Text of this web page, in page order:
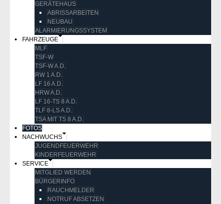
GERÄTEHAUS
ABRISSARBEITEN
NEUBAU
ALARMIERUNGSSYSTEM
FAHRZEUGE
MLF
TSF-W
TSF-W A.D.
RW 1 A.D.
LF 16 A.D.
HRW A.D.
LF 16-TS 8 A.D.
TLF 8-LS A.D.
TSA MIT TS 8 A.D.
FOTOS
NACHWUCHS
JUGENDFEUERWEHR
KINDERFEUERWEHR
SERVICE
MITGLIED WERDEN
BÜRGERINFO
RAUCHMELDER
NOTRUF ABSETZEN